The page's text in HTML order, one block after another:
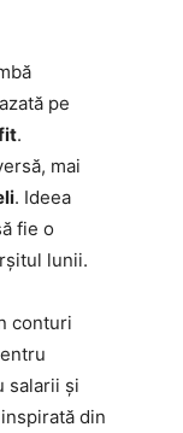
pe
.
mai
. Ideea
fie o
lunii.
conturi
salarii și
din